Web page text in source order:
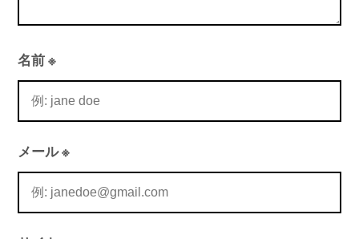
名前※
メール※